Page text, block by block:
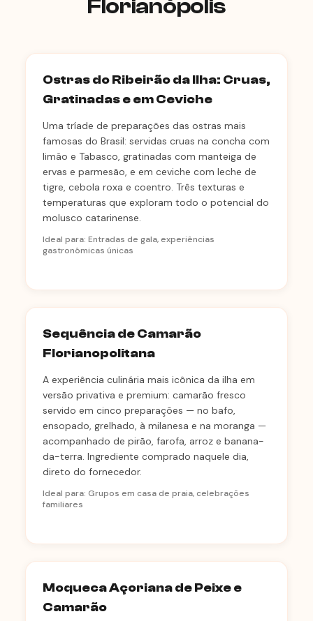
Florianópolis
Ostras do Ribeirão da Ilha: Cruas,
Gratinadas e em Ceviche
Uma tríade de preparações das ostras mais
famosas do Brasil: servidas cruas na concha com
limão e Tabasco, gratinadas com manteiga de
ervas e parmesão, e em ceviche com leche de
tigre, cebola roxa e coentro. Três texturas e
temperaturas que exploram todo o potencial do
molusco catarinense.
Ideal para: Entradas de gala, experiências
gastronômicas únicas
Sequência de Camarão
Florianopolitana
A experiência culinária mais icônica da ilha em
versão privativa e premium: camarão fresco
servido em cinco preparações — no bafo,
ensopado, grelhado, à milanesa e na moranga —
acompanhado de pirão, farofa, arroz e banana-
da-terra. Ingrediente comprado naquele dia,
direto do fornecedor.
Ideal para: Grupos em casa de praia, celebrações
familiares
Moqueca Açoriana de Peixe e
Camarão